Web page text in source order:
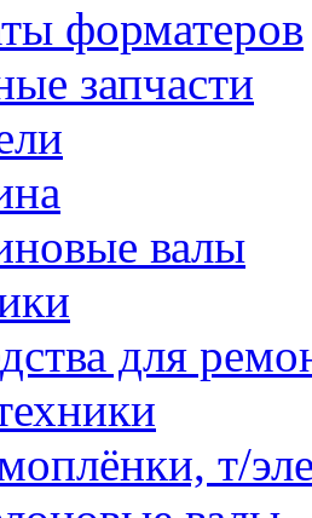
форматеров
запчасти
валы
для
т/